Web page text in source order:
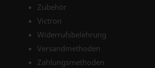
Zubehör
Victron
Widerrufsbelehrung
Versandmethoden
Zahlungsmethoden